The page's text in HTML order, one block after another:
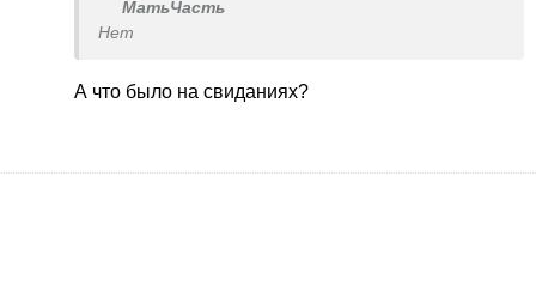
МатьЧасть
Нет
А что было на свиданиях?